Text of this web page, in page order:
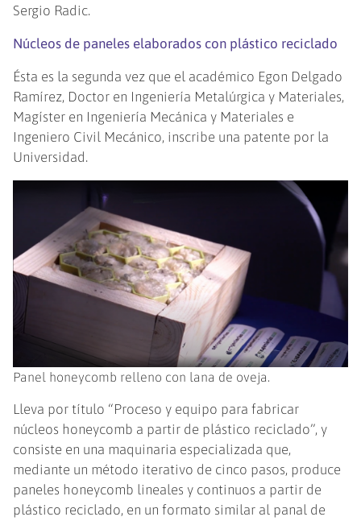
Sergio Radic.
Núcleos de paneles elaborados con plástico reciclado
Ésta es la segunda vez que el académico Egon Delgado
Ramírez, Doctor en Ingeniería Metalúrgica y Materiales,
Magíster en Ingeniería Mecánica y Materiales e
Ingeniero Civil Mecánico, inscribe una patente por la
Universidad.
Panel honeycomb relleno con lana de oveja.
Lleva por título “Proceso y equipo para fabricar
núcleos honeycomb a partir de plástico reciclado”, y
consiste en una maquinaria especializada que,
mediante un método iterativo de cinco pasos, produce
paneles honeycomb lineales y continuos a partir de
plástico reciclado, en un formato similar al panal de